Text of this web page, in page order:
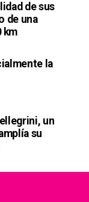
de sus
de una
km
la
un
su